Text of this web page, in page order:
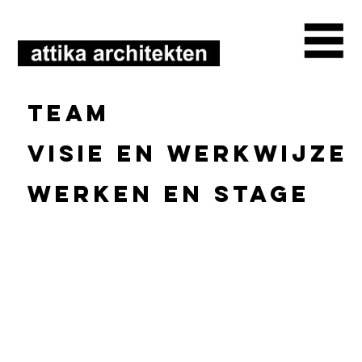
Werken en stage
Visie en werkwijze
Team